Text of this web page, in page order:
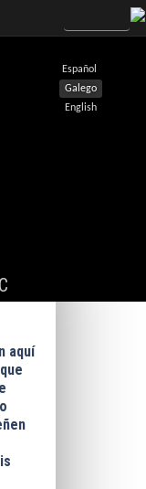
Español
Galego
English
aquí